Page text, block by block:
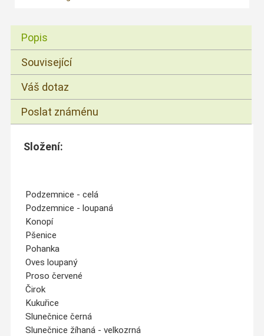
Popis
Související
Váš dotaz
Poslat známénu
Složení:
Podzemnice - celá
Podzemnice - loupaná
Konopí
Pšenice
Pohanka
Oves loupaný
Proso červené
Čirok
Kukuřice
Slunečnice černá
Slunečnice žíhaná - velkozrná